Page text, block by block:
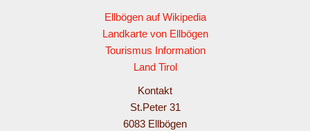
Ellbögen auf Wikipedia
Landkarte von Ellbögen
Tourismus Information
Land Tirol
Kontakt
St.Peter 31
6083 Ellbögen